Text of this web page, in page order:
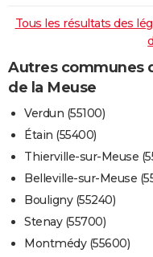
Tous les résultats des
Autres communes
de la Meuse
Verdun (55100)
Étain (55400)
Thierville-sur-Meuse
Belleville-sur-Meuse
Bouligny (55240)
Stenay (55700)
Montmédy (55600)